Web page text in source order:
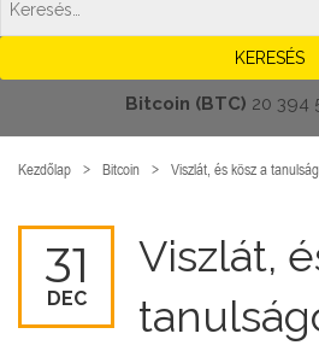
Bitcoin (BTC)20 394
Kezdőlap Bitcoin Viszlát, és kösz a
31
DEC
Viszlát,